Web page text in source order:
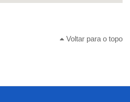
Voltar para o topo